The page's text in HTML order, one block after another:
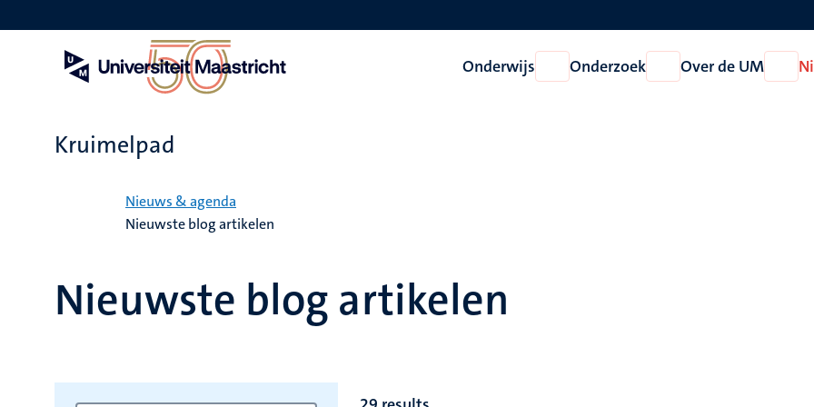
en
Onderwijs
Open
Onderwijs
Onderzoek
Open
Onderzoek
Over de UM
Open
Over
Kruimelpad
Nieuws & agenda
Nieuwste blog artikelen
Nieuwste blog artikelen